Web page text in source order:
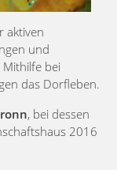
aktiven
und
bei
das Dorfleben.
, bei dessen
2016